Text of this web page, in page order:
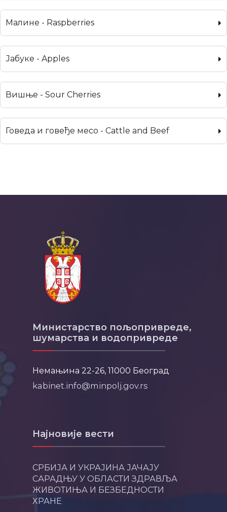
Малине - Raspberries
Јабуке - Apples
Вишње - Sour Cherries
Говеда и говеђе месо - Cattle and Beef
Министарство пољопривреде,
шумарства и водопривреде
Немањина 22-26, 11000 Београд
kabinet.info@minpolj.gov.rs
Најновије вести
СРБИЈА И УКРАЈИНА ЈАЧАЈУ
САРАДЊУ У ОБЛАСТИ ЗДРАВЉА
ЖИВОТИЊА И БЕЗБЕДНОСТИ
ХРАНЕ